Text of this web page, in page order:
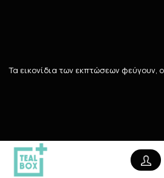
Τα εικονίδια των εκπτώσεων φεύγουν,